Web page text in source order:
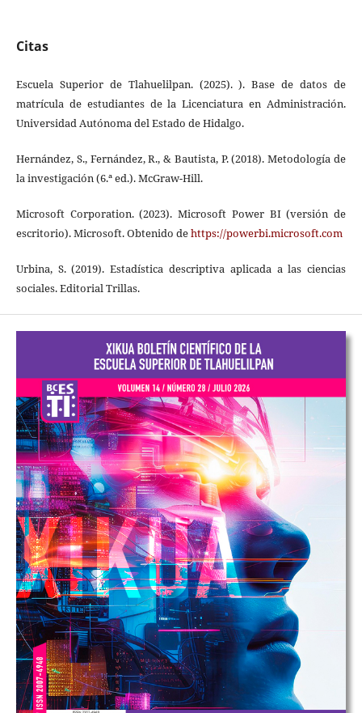
Citas
Escuela Superior de Tlahuelilpan. (2025). ). Base de datos de
matrícula de estudiantes de la Licenciatura en Administración.
Universidad Autónoma del Estado de Hidalgo.
Hernández, S., Fernández, R., & Bautista, P. (2018). Metodología de
la investigación (6.ª ed.). McGraw-Hill.
Microsoft Corporation. (2023). Microsoft Power BI (versión de
escritorio). Microsoft. Obtenido dehttps://powerbi.microsoft.com
Urbina, S. (2019). Estadística descriptiva aplicada a las ciencias
sociales. Editorial Trillas.